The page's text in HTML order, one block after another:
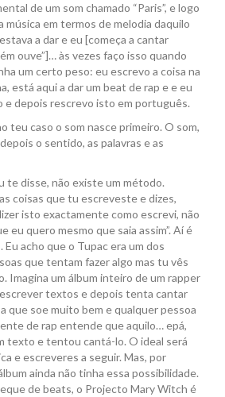
de um som chamado “Paris”, e logo
música em termos de melodia daquilo
a dar e eu [começa a cantar
ouve”]… às vezes faço isso quando
um certo peso: eu escrevo a coisa na
está aqui a dar um beat de rap e e eu
e depois rescrevo isto em português.
teu caso o som nasce primeiro. O som,
o sentido, as palavras e as
te disse, não existe um método.
coisas que tu escreveste e dizes,
isto exactamente como escrevi, não
eu quero mesmo que saia assim”. Aí é
acho que o Tupac era um dos
que tentam fazer algo mas tu vês
Imagina um álbum inteiro de um rapper
textos e depois tenta cantar
que soe muito bem e qualquer pessoa
de rap entende que aquilo… epá,
texto e tentou cantá-lo. O ideal será
e escreveres a seguir. Mas, por
ainda não tinha essa possibilidade.
de beats, o Projecto Mary Witch é